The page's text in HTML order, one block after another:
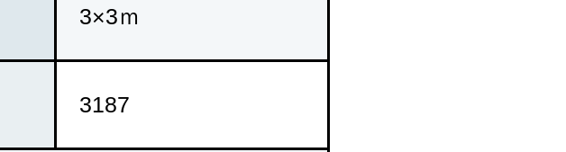
3×3ｍ
3187